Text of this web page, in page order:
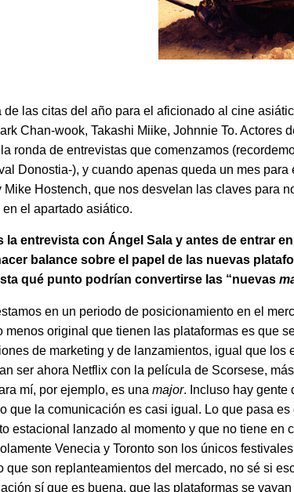
de las citas del año para el aficionado al cine
Chan-wook, Takashi Miike, Johnnie To. Actores
ronda de entrevistas que comenzamos
Donostia-), y cuando apenas queda un mes
Hostench, que nos desvelan las claves para
el apartado asiático.
la entrevista con Ángel Sala y antes de entrar
balance sobre el papel de las nuevas
qué punto podrían convertirse las “nuevas
en un periodo de posicionamiento en el
menos original que tienen las plataformas es que
de marketing y de lanzamientos, igual que los
ser ahora Netflix con la película de Scorsese,
mí, por ejemplo, es unamajor. Incluso hay gente
que la comunicación es casi igual. Lo que pasa
estacional lanzado al momento y que no tiene en
Venecia y Toronto son los únicos
que son replanteamientos del mercado, no sé si
sí que es buena, que las plataformas se